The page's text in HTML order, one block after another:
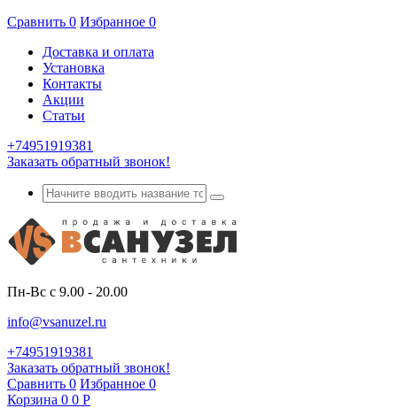
Сравнить 0 Избранное 0
Доставка и оплата
Установка
Контакты
Акции
Статьи
+74951919381
Заказать обратный звонок!
Пн-Вс с 9.00 - 20.00
info@vsanuzel.ru
+74951919381
Заказать обратный звонок!
Сравнить 0 Избранное 0
Корзина 0 0 Р